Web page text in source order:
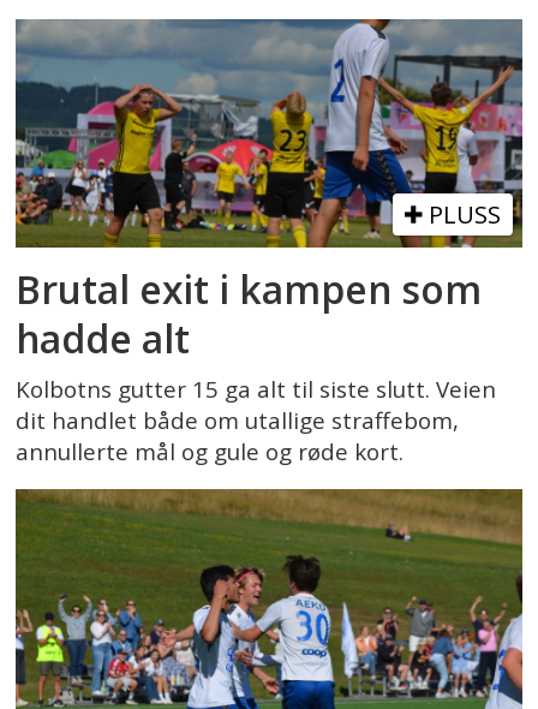
PLUSS
Brutal exit i kampen som
hadde alt
Kolbotns gutter 15 ga alt til siste slutt. Veien
dit handlet både om utallige straffebom,
annullerte mål og gule og røde kort.